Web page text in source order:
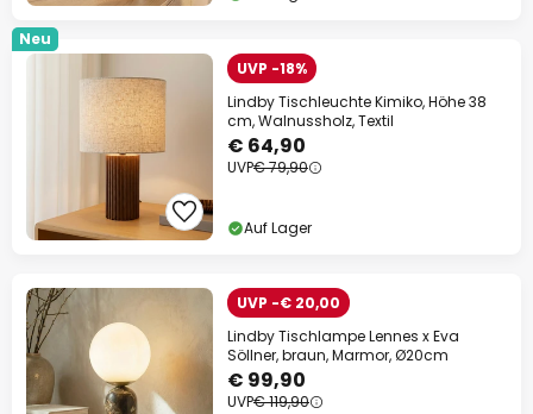
Neu
UVP -18%
Lindby Tischleuchte Kimiko, Höhe 38
cm, Walnussholz, Textil
€ 64,90
UVP€ 79,90
Auf Lager
UVP -€ 20,00
Lindby Tischlampe Lennes x Eva
Söllner, braun, Marmor, Ø20cm
€ 99,90
UVP€ 119,90